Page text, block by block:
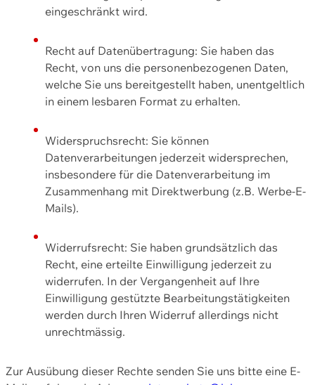
eingeschränkt wird.
Recht auf Datenübertragung: Sie haben das
Recht, von uns die personenbezogenen Daten,
welche Sie uns bereitgestellt haben, unentgeltlich
in einem lesbaren Format zu erhalten.
Widerspruchsrecht: Sie können
Datenverarbeitungen jederzeit widersprechen,
insbesondere für die Datenverarbeitung im
Zusammenhang mit Direktwerbung (z.B. Werbe-E-
Mails).
Widerrufsrecht: Sie haben grundsätzlich das
Recht, eine erteilte Einwilligung jederzeit zu
widerrufen. In der Vergangenheit auf Ihre
Einwilligung gestützte Bearbeitungstätigkeiten
werden durch Ihren Widerruf allerdings nicht
unrechtmässig.
Zur Ausübung dieser Rechte senden Sie uns bitte eine E-